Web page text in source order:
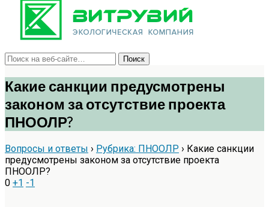
Какие санкции предусмотрены
законом за отсутствие проекта
ПНООЛР?
Вопросы и ответы › Рубрика: ПНООЛР › Какие санкции
предусмотрены законом за отсутствие проекта
ПНООЛР?
0 +1 -1